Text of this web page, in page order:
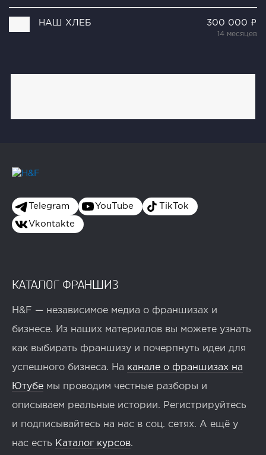
НАШ ХЛЕБ 300 000 ₽
14 месяцев
Telegram YouTube TikTok
Vkontakte
КАТАЛОГ ФРАНШИЗ
H&F — независимое медиа о франшизах и
бизнесе. Из наших материалов вы можете узнать
как выбирать франшизу и почерпнуть идеи для
успешного бизнеса. На канале о франшизах на
Ютубе мы проводим честные разборы и
описываем реальные истории. Регистрируйтесь
и подписывайтесь на нас в соц. сетях. А ещё у
нас есть Каталог курсов.